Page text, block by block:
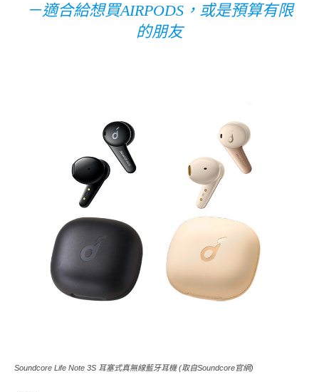
－適合給想買AIRPODS，或是預算有限
的朋友
Soundcore Life Note 3S 耳塞式真無線藍牙耳機 (取自Soundcore官網)